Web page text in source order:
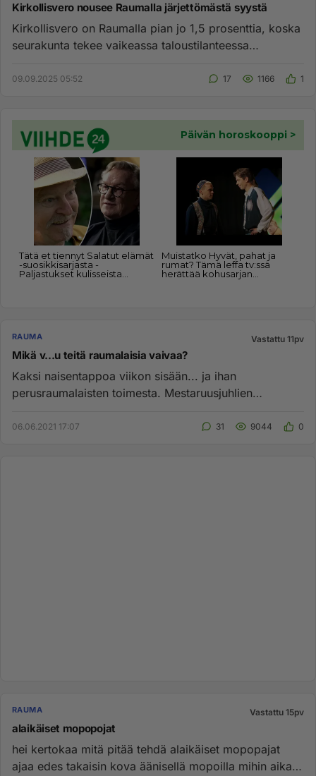
Kirkollisvero nousee Raumalla järjettömästä syystä
Kirkollisvero on Raumalla pian jo 1,5 prosenttia, koska
seurakunta tekee vaikeassa taloustilanteessa
09.09.2025 05:52 17 1166 1
RAUMA Vastattu 11pv
Mikä v...u teitä raumalaisia vaivaa?
Kaksi naisentappoa viikon sisään... ja ihan
perusraumalaisten toimesta. Mestaruusjuhlien
06.06.2021 17:07 31 9044 0
RAUMA Vastattu 15pv
alaikäiset mopopojat
hei kertokaa mitä pitää tehdä alaikäiset mopopajat
ajaa edes takaisin kova äänisellä mopoilla mihin aikaa